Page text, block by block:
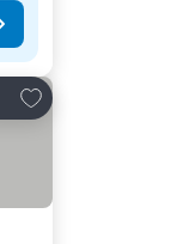
Hozzáadás a